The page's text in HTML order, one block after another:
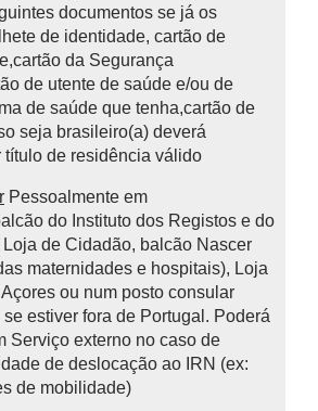
documentos se já os
de identidade, cartão de
da Segurança
de utente de saúde e/ou de
de saúde que tenha,cartão de
seja brasileiro(a) deverá
título de residência válido
Pessoalmente em
do Instituto dos Registos e do
Loja de Cidadão, balcão Nascer
maternidades e hospitais), Loja
ou num posto consular
se estiver fora de Portugal. Poderá
Serviço externo no caso de
de deslocação ao IRN (ex:
de mobilidade)